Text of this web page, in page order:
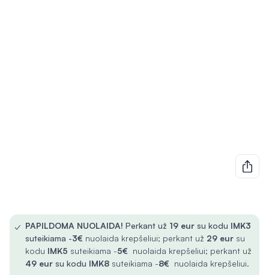
✓ PAPILDOMA NUOLAIDA! Perkant už 19 eur su kodu IMK3
suteikiama -3€ nuolaida krepšeliui; perkant už 29 eur su
kodu IMK5 suteikiama -5€ nuolaida krepšeliui; perkant už
49 eur su kodu IMK8 suteikiama -8€ nuolaida krepšeliui.